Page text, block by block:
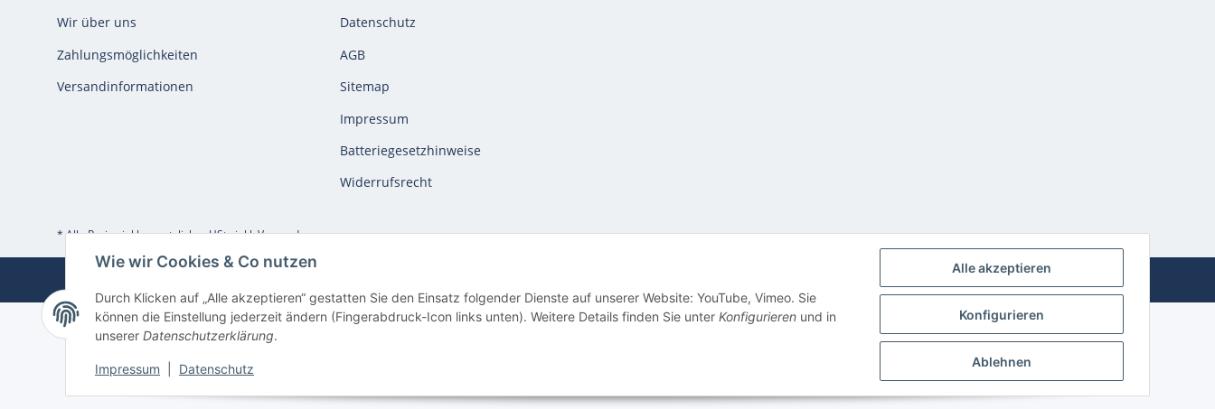
Alle akzeptieren
Konfigurieren
Ablehnen
Wie wir Cookies & Co nutzen
Durch Klicken auf „Alle akzeptieren“ gestatten Sie den Einsatz folgender Dienste auf unserer Website: YouTube, Vimeo. Sie
können die Einstellung jederzeit ändern (Fingerabdruck-Icon links unten). Weitere Details finden Sie unter Konfigurieren und in
unserer Datenschutzerklärung.
Impressum Datenschutz
Wir über uns
Zahlungsmöglichkeiten
Versandinformationen
Datenschutz
AGB
Sitemap
Impressum
Batteriegesetzhinweise
Widerrufsrecht
* Alle Preise inkl. gesetzlicher USt., inkl.Versand